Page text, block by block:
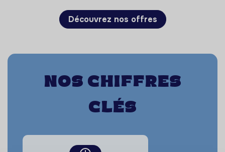
Découvrez nos offres
Nos chiffres
clés